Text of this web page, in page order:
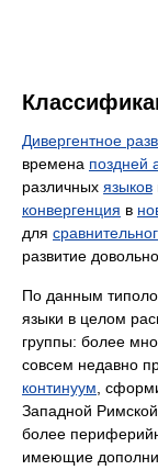
Дивергентное
времена поздней
различных языков
конвергенция в
для
развитие
По данным
языки в целом
группы: более
совсем недавно
континуум,
Западной
более
имеющие